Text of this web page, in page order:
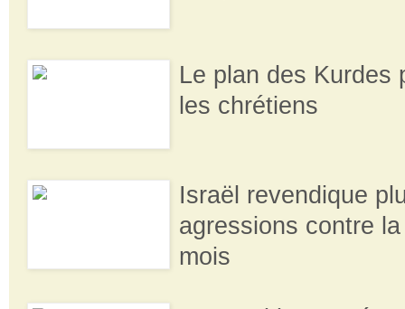
Le plan des Kurdes
les chrétiens
Israël revendique
agressions contre
mois